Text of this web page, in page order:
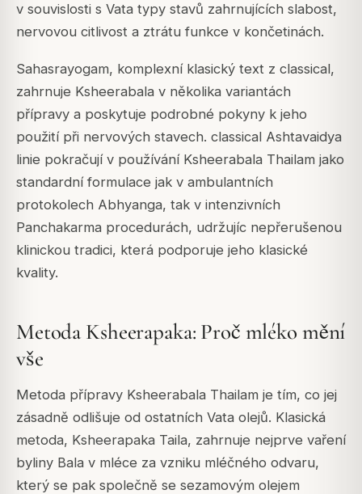
v souvislosti s Vata typy stavů zahrnujících slabost,
nervovou citlivost a ztrátu funkce v končetinách.
Sahasrayogam, komplexní klasický text z classical,
zahrnuje Ksheerabala v několika variantách
přípravy a poskytuje podrobné pokyny k jeho
použití při nervových stavech. classical Ashtavaidya
linie pokračují v používání Ksheerabala Thailam jako
standardní formulace jak v ambulantních
protokolech Abhyanga, tak v intenzivních
Panchakarma procedurách, udržujíc nepřerušenou
klinickou tradici, která podporuje jeho klasické
kvality.
Metoda Ksheerapaka: Proč mléko mění
vše
Metoda přípravy Ksheerabala Thailam je tím, co jej
zásadně odlišuje od ostatních Vata olejů. Klasická
metoda, Ksheerapaka Taila, zahrnuje nejprve vaření
byliny Bala v mléce za vzniku mléčného odvaru,
který se pak společně se sezamovým olejem